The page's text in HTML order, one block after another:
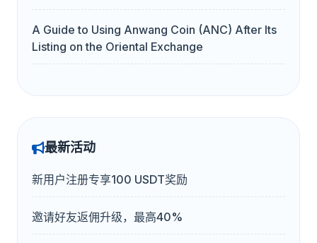
A Guide to Using Anwang Coin (ANC) After Its
Listing on the Oriental Exchange
最新活动
新用户注册专享100 USDT奖励
邀请好友返佣升级，最高40%